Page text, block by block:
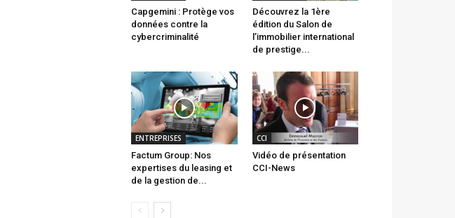
Capgemini : Protège vos
données contre la
cybercriminalité
Découvrez la 1ère
édition du Salon de
l’immobilier international
de prestige...
ENTREPRISES
Factum Group: Nos
expertises du leasing et
de la gestion de...
CCI
Vidéo de présentation
CCI-News